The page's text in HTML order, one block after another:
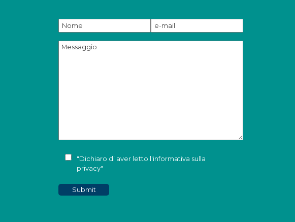
"Dichiaro di aver letto l'informativa sulla
privacy"